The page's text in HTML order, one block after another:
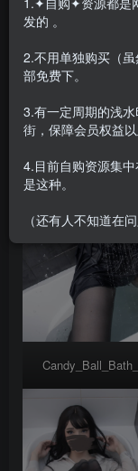
发的 。
2.不用单独购买（
部免费下。
3.有一定周期的浅
街，保障会员权益
4.目前自购资源集
是这种。
（还有人不知道在